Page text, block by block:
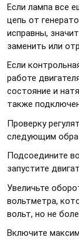
Если лампа все
цепь от
исправны,
заменить или
Если
работе
состояние и
также
Проверку
следующим
Подсоедините
запустите
Увеличьте
вольтметра,
вольт, но не
Включите